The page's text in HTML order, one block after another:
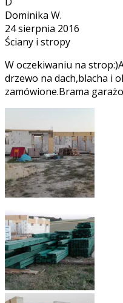
Dominika W.
24 sierpnia 2016
Ściany i stropy
W oczekiwaniu na
drzewo na dach,blacha i
zamówione.Brama